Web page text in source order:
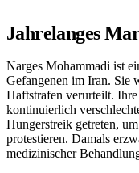
Jahrelanges
Narges Mohammadi ist
Gefangenen im Iran. Sie
Haftstrafen verurteilt.
kontinuierlich
Hungerstreik getreten,
protestieren. Damals
medizinischer